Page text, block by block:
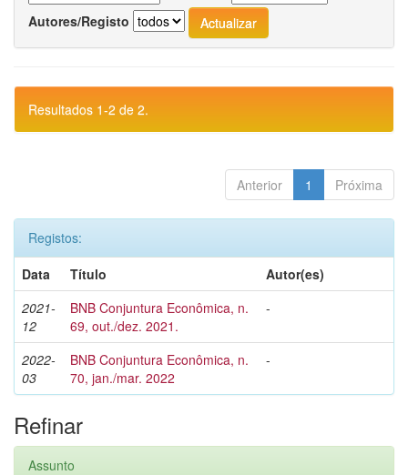
Autores/Registo
Resultados 1-2 de 2.
Anterior 1 Próxima
Registos:
Data
Título
Autor(es)
2021-
12
BNB Conjuntura Econômica, n.
69, out./dez. 2021.
-
2022-
03
BNB Conjuntura Econômica, n.
70, jan./mar. 2022
-
Refinar
Assunto